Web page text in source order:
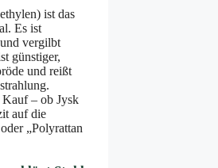
ist das
Es ist
vergilbt
günstiger,
und reißt
Kauf – ob Jysk
auf die
„Polyrattan